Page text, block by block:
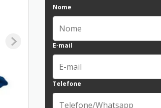
Nome
E-mail
Telefone